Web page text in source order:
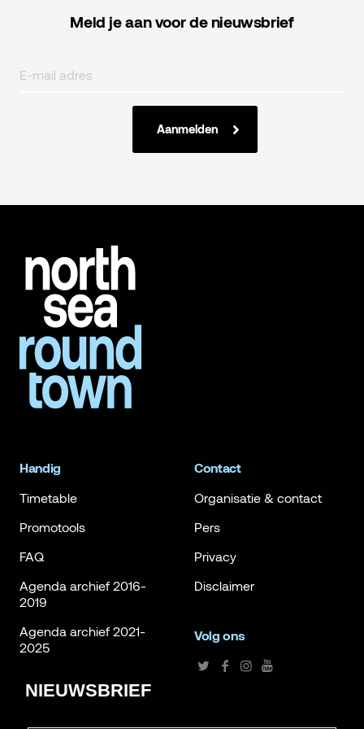
Meld je aan voor de nieuwsbrief
Aanmelden
Handig
Timetable
Promotools
FAQ
Agenda archief 2016-
2019
Agenda archief 2021-
2025
Contact
Organisatie & contact
Pers
Privacy
Disclaimer
Volg ons